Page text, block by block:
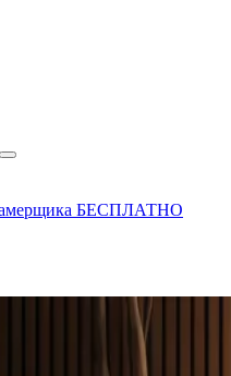
БЕСПЛАТНО